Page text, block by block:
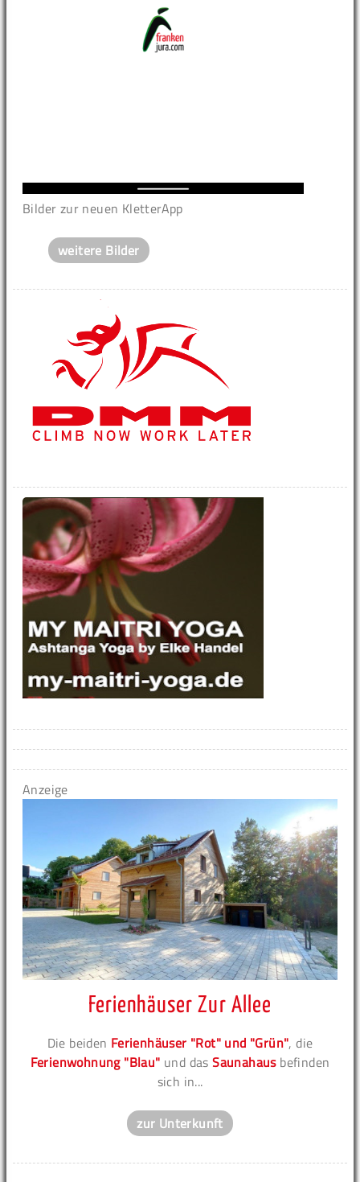
Bilder zur neuen KletterApp
weitere Bilder
Anzeige
Ferienhäuser Zur Allee
Die beiden Ferienhäuser "Rot" und "Grün", die
Ferienwohnung "Blau" und dasSaunahausbefinden
sich in...
zur Unterkunft